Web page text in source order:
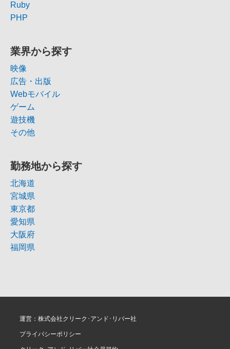
Ruby
PHP
業界から探す
映像
広告・出版
Webモバイル
ゲーム
遊技機
その他
勤務地から探す
北海道
宮城県
東京都
愛知県
大阪府
福岡県
運営：株式会社クリーク･アンド･リバー社
プライバシーポリシー